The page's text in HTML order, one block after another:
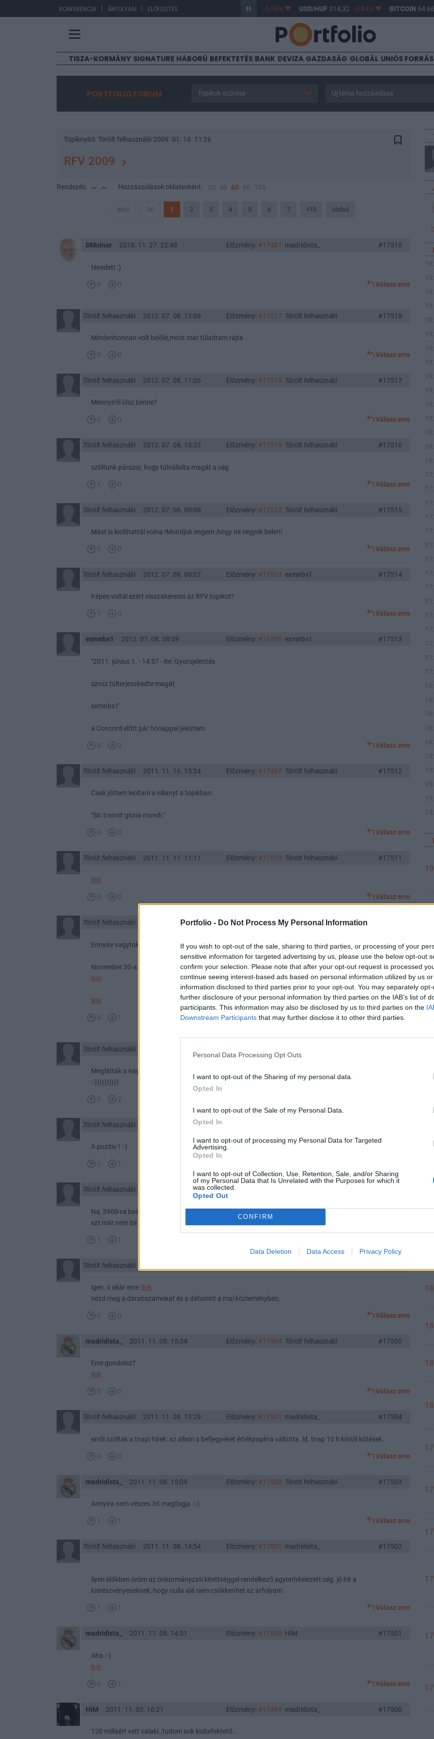
Portfolio - Do Not Process My Personal Information
If you wish to opt-out of the sale, sharing to third parties, or processing of your
sensitive information for targeted advertising by us, please use the below opt-out
confirm your selection. Please note that after your opt-out request is processed
continue seeing interest-based ads based on personal information utilized by us
information disclosed to third parties prior to your opt-out. You may separately
further disclosure of your personal information by third parties on the IAB’s list of
participants. This information may also be disclosed by us to third parties on the
Downstream Participants that may further disclose it to other third parties.
Personal Data Processing Opt Outs
I want to opt-out of the Sharing of my personal data.
Opted In
I want to opt-out of the Sale of my Personal Data.
Opted In
I want to opt-out of processing my Personal Data for Targeted
Advertising.
Opted In
I want to opt-out of Collection, Use, Retention, Sale, and/or Sharing
of my Personal Data that Is Unrelated with the Purposes for which it
was collected.
Opted Out
CONFIRM
Data Deletion Data Access Privacy Policy
KONFERENCIA | ÁRFOLYAM | ELŐFIZETÉS -0,56% USD/HUF314,32 -0,84% BITCOIN 64 669,95
TISZA-KORMÁNY SIGNATURE HÁBORÚ BEFEKTETÉS BANK DEVIZA GAZDASÁG GLOBÁL UNIÓS
PORTFOLIO FORUM Topikok szűrése Új téma hozzáadása
Topiknyitó: Törölt felhasználó 2009. 01. 16. 11:26
RFV 2009
Rendezés: Hozzászólások oldalanként: 20 40 60 80 100
első -10 1 2 3 4 5 6 7 +10 utolsó
DMolnar 2018. 11. 27. 22:48 Előzmény: #17481 madridista_ #17519
tévedett :)
0 0 Válasz erre
Törölt felhasználó 2012. 07. 08. 13:09 Előzmény: #17517 Törölt felhasználó #17518
Mindenhonnan volt belőle,most már túladtam rajta .
0 0 Válasz erre
Törölt felhasználó 2012. 07. 08. 11:06 Előzmény: #17515 Törölt felhasználó #17517
Mennyiről ülsz benne?
0 0 Válasz erre
Törölt felhasználó 2012. 07. 08. 10:33 Előzmény: #17515 Törölt felhasználó #17516
szóltunk párszor, hogy túlvállalta magát a cég
1 0 Válasz erre
Törölt felhasználó 2012. 07. 08. 09:08 Előzmény: #17512 Törölt felhasználó #17515
Mást is leolthattál volna !Mondjuk engem ,hogy ne vegyek bele!!!
0 0 Válasz erre
Törölt felhasználó 2012. 07. 08. 09:07 Előzmény: #17513 exmnbs1 #17514
Képes voltál ezért visszakeresni az RFV topikot?
1 0 Válasz erre
exmnbs1 2012. 07. 08. 08:09 Előzmény: #16180 exmnbs1 #17513
"2011. június 1. - 14:57 - Re: Gyorsjelentés
szvsz túlterjeszkedte magát
exmnbs1"
a Concord előtt pár hónappal jeleztem
0 0 Válasz erre
Törölt felhasználó 2011. 11. 16. 15:24 Előzmény: #17497 Törölt felhasználó #17512
Csak jöttem leoltani a villanyt a topikban.
"Sic transit gloria mundi."
0 0 Válasz erre
Törölt felhasználó 2011. 11. 11. 11:11 Előzmény: #17510 Törölt felhasználó #17511
link
0 0 Válasz erre
Törölt felhasználó 2011. 11. 11. 11:11 Előzmény:#17509 Törölt felhasználó
Ennyire vagytok naprakészek:
November 30-a....
link
link
0 1 Válasz erre
Törölt felhasználó
Meglátták a nagy pakkot 5900-on, rögtön minuszba is fordult az árfolyam! Mindenki dobni kezdte!
:-))))))))))
0 2
Törölt felhasználó 2011. 11. 08. 16:28
A pozitív ! :-)
1 1
Törölt felhasználó 2011. 11. 08. 16:25 Előzmény:
Na, 5900-ra beállt valaki 531 darabbal
ezt már nem birja megenni ma, de lehet hogy a közeljövőben sem!
1 1
Törölt felhasználó
igen. v akár erre: link
nézd meg a darabszámokat és a dátumot a mai közleményben.
0 0 Válasz erre
madridista_ 2011. 11. 08. 15:34 Előzmény: #17504 Törölt felhasználó #17505
Erre gondolsz?
link
0 0 Válasz erre
Törölt felhasználó 2011. 11. 08. 15:29 Előzmény: #17501 madridista_ #17504
erről szóltak a tnapi hírek: az állam a befjegyeket értékpapírra váltotta. ld. tnap 10 h körüli kötések.
0 0 Válasz erre
madridista_ 2011. 11. 08. 15:09 Előzmény: #17502 Törölt felhasználó #17503
Annyira nem vészes 3K megfogja .:-)
1 1 Válasz erre
Törölt felhasználó 2011. 11. 08. 14:54 Előzmény: #17501 madridista_ #17502
ilyen időkben öröm az önkormányzati kitettséggel rendelkező agyonhitelezett cég. jó hír a
kisrészvényeseknek, hogy nulla alá nem csökkenhet az árfolyam.
1 1 Válasz erre
madridista_ 2011. 11. 08. 14:51 Előzmény: #17500 HIM #17501
Aha.:-)
link
0 1 Válasz erre
HIM 2011. 11. 03. 16:21 Előzmény: #17499 madridista_ #17500
120 milláért vett valaki..tudom sok kisbefektető..